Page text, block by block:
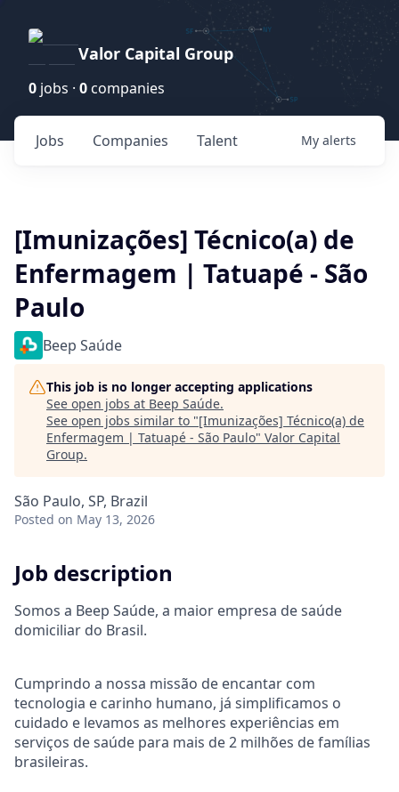
Valor Capital Group
0 jobs · 0 companies
Jobs Companies Talent My alerts
[Imunizações] Técnico(a) de
Enfermagem | Tatuapé - São
Paulo
Beep Saúde
This job is no longer accepting applications
See open jobs at Beep Saúde.
See open jobs similar to "[Imunizações] Técnico(a) de
Enfermagem | Tatuapé - São Paulo" Valor Capital
Group.
São Paulo, SP, Brazil
Posted on May 13, 2026
Job description
Somos a Beep Saúde, a maior empresa de saúde
domiciliar do Brasil.
Cumprindo a nossa missão de encantar com
tecnologia e carinho humano, já simplificamos o
cuidado e levamos as melhores experiências em
serviços de saúde para mais de 2 milhões de famílias
brasileiras.